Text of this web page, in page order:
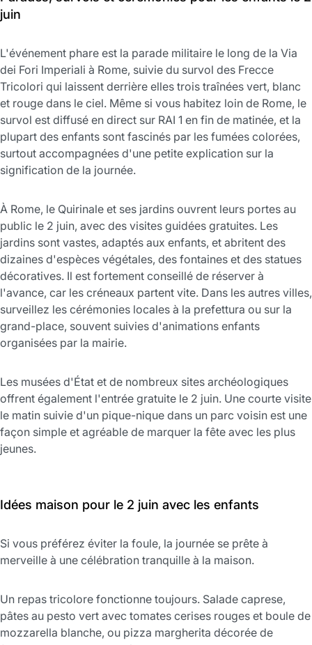
juin
L'événement phare est la parade militaire le long de la Via
dei Fori Imperiali à Rome, suivie du survol des Frecce
Tricolori qui laissent derrière elles trois traînées vert, blanc
et rouge dans le ciel. Même si vous habitez loin de Rome, le
survol est diffusé en direct sur RAI 1 en fin de matinée, et la
plupart des enfants sont fascinés par les fumées colorées,
surtout accompagnées d'une petite explication sur la
signification de la journée.
À Rome, le Quirinale et ses jardins ouvrent leurs portes au
public le 2 juin, avec des visites guidées gratuites. Les
jardins sont vastes, adaptés aux enfants, et abritent des
dizaines d'espèces végétales, des fontaines et des statues
décoratives. Il est fortement conseillé de réserver à
l'avance, car les créneaux partent vite. Dans les autres villes,
surveillez les cérémonies locales à la prefettura ou sur la
grand-place, souvent suivies d'animations enfants
organisées par la mairie.
Les musées d'État et de nombreux sites archéologiques
offrent également l'entrée gratuite le 2 juin. Une courte visite
le matin suivie d'un pique-nique dans un parc voisin est une
façon simple et agréable de marquer la fête avec les plus
jeunes.
Idées maison pour le 2 juin avec les enfants
Si vous préférez éviter la foule, la journée se prête à
merveille à une célébration tranquille à la maison.
Un repas tricolore fonctionne toujours. Salade caprese,
pâtes au pesto vert avec tomates cerises rouges et boule de
mozzarella blanche, ou pizza margherita décorée de